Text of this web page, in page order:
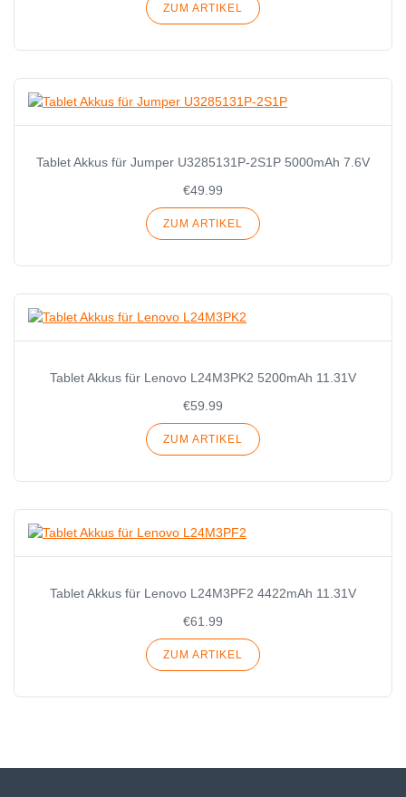
ZUM ARTIKEL
Tablet Akkus für Jumper U3285131P-2S1P 5000mAh 7.6V
€49.99
ZUM ARTIKEL
Tablet Akkus für Lenovo L24M3PK2 5200mAh 11.31V
€59.99
ZUM ARTIKEL
Tablet Akkus für Lenovo L24M3PF2 4422mAh 11.31V
€61.99
ZUM ARTIKEL